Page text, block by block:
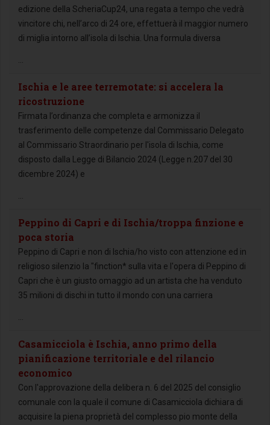
edizione della ScheriaCup24, una regata a tempo che vedrà
vincitore chi, nell’arco di 24 ore, effettuerà il maggior numero
di miglia intorno all’isola di Ischia. Una formula diversa
Ischia e le aree terremotate: si accelera la
ricostruzione
Firmata l’ordinanza che completa e armonizza il
trasferimento delle competenze dal Commissario Delegato
al Commissario Straordinario per l'isola di Ischia, come
disposto dalla Legge di Bilancio 2024 (Legge n.207 del 30
dicembre 2024) e
Peppino di Capri e di Ischia/troppa finzione e
poca storia
Peppino di Capri e non di Ischia/ho visto con attenzione ed in
religioso silenzio la "finction* sulla vita e l'opera di Peppino di
Capri che è un giusto omaggio ad un artista che ha venduto
35 milioni di dischi in tutto il mondo con una carriera
Casamicciola è Ischia, anno primo della
pianificazione territoriale e del rilancio
economico
Con l'approvazione della delibera n. 6 del 2025 del consiglio
comunale con la quale il comune di Casamicciola dichiara di
acquisire la piena proprietà del complesso pio monte della